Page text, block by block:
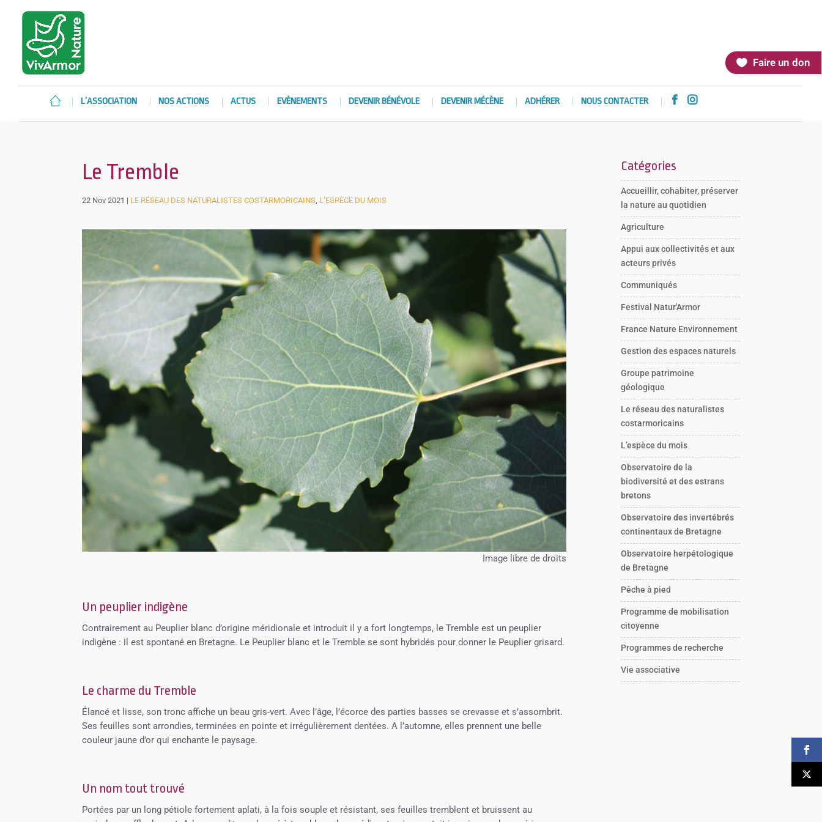
Faire un don
L’ASSOCIATION NOS ACTIONS ACTUS EVÈNEMENTS DEVENIR BÉNÉVOLE DEVENIR MÉCÈNE ADHÉRER NOUS CONTACTER  
Le Tremble
22 Nov 2021 | LE RÉSEAU DES NATURALISTES COSTARMORICAINS, L’ESPÈCE DU MOIS
Image libre de droits
Un peuplier indigène
Contrairement au Peuplier blanc d’origine méridionale et introduit il y a fort longtemps, le Tremble est un peuplier
indigène : il est spontané en Bretagne. Le Peuplier blanc et le Tremble se sont hybridés pour donner le Peuplier grisard.
Le charme du Tremble
Élancé et lisse, son tronc affiche un beau gris-vert. Avec l’âge, l’écorce des parties basses se crevasse et s’assombrit.
Ses feuilles sont arrondies, terminées en pointe et irrégulièrement dentées. A l’automne, elles prennent une belle
couleur jaune d’or qui enchante le paysage.
Un nom tout trouvé
Portées par un long pétiole fortement aplati, à la fois souple et résistant, ses feuilles tremblent et bruissent au
Catégories
Accueillir, cohabiter, préserver
la nature au quotidien
Agriculture
Appui aux collectivités et aux
acteurs privés
Communiqués
Festival Natur'Armor
France Nature Environnement
Gestion des espaces naturels
Groupe patrimoine
géologique
Le réseau des naturalistes
costarmoricains
L’espèce du mois
Observatoire de la
biodiversité et des estrans
bretons
Observatoire des invertébrés
continentaux de Bretagne
Observatoire herpétologique
de Bretagne
Pêche à pied
Programme de mobilisation
citoyenne
Programmes de recherche
Vie associative